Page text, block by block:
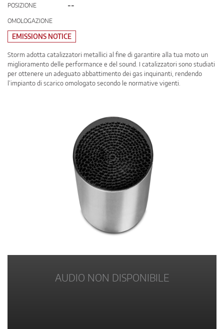
POSIZIONE --
OMOLOGAZIONE
EMISSIONS NOTICE
Storm adotta catalizzatori metallici al fine di garantire alla tua moto un
miglioramento delle performance e del sound. I catalizzatori sono studiati
per ottenere un adeguato abbattimento dei gas inquinanti, rendendo
l’impianto di scarico omologato secondo le normative vigenti.
AUDIO NON DISPONIBILE